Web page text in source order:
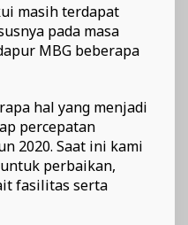
masih terdapat
pada masa
MBG beberapa
hal yang menjadi
percepatan
2020. Saat ini kami
perbaikan,
fasilitas serta